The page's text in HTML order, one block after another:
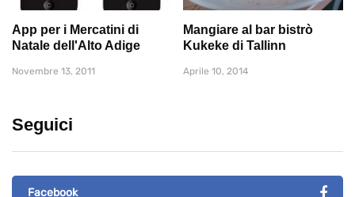
App per i Mercatini di
Natale dell'Alto Adige
Novembre 13, 2011
Mangiare al bar bistrò
Kukeke di Tallinn
Aprile 10, 2014
Seguici
Facebook